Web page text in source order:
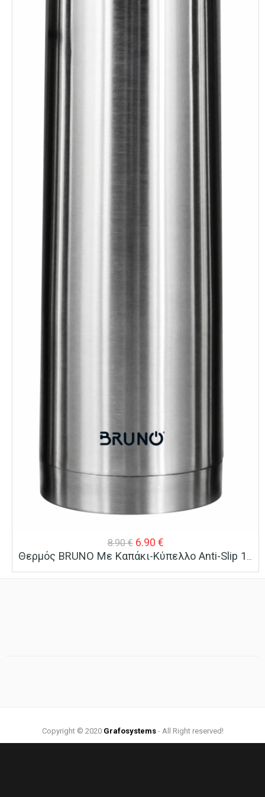
8.90€ Original
price
6.90 €Η
τρέχουσα
Θερμός BRUNO Με Καπάκι-Κύπελλο Anti-Slip 1000ml Ασημί
Copyright © 2020 Grafosystems- All Right reserved!